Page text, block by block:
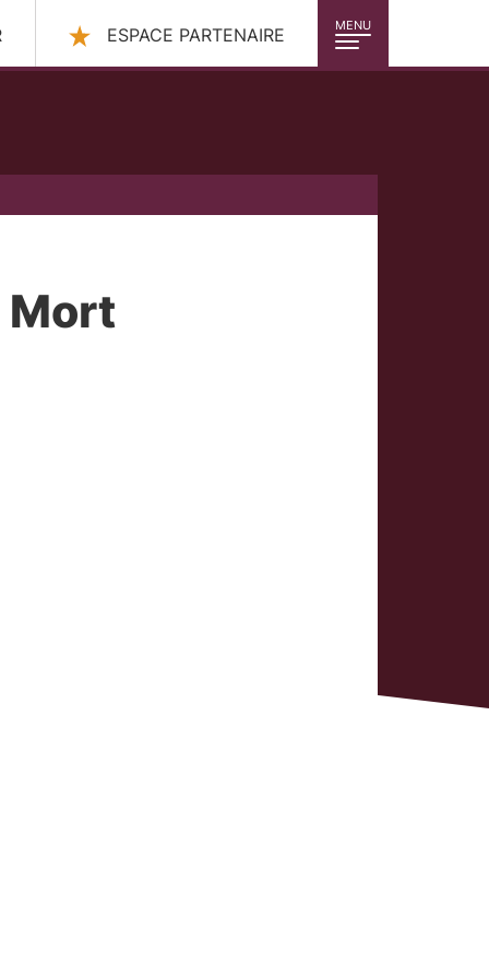
MENU
ESPACE PARTENAIRE
Mort